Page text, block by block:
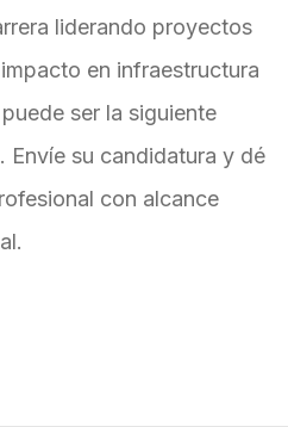
liderando proyectos
en infraestructura
ser la siguiente
Envíe su candidatura y dé
con alcance